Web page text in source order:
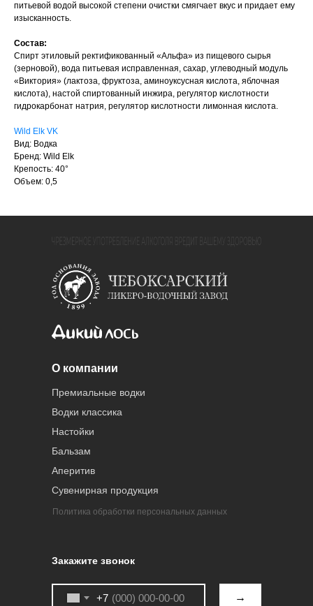
питьевой водой высокой степени очистки смяг­чает вкус и придает ему
изыс­канность.
Состав:
Спирт этиловый ректификованный «Альфа» из пищевого сырья
(зерновой), вода питьевая исправленная, сахар, углеводный модуль
«Виктория» (лактоза, фруктоза, аминоуксусная кислота, яблочная
кислота), настой спиртованный инжира, регулятор кислотности
гидрокарбонат натрия, регулятор кислотности лимонная кислота.
Wild Elk VK
Вид: Водка
Бренд: Wild Elk
Крепость: 40°
Объем: 0,5
О компании
Премиальные водки
Водки классика
Настойки
Бальзам
Аперитив
Сувенирная продукция
Политика обработки персональных данных
+7 →
Закажите звонок